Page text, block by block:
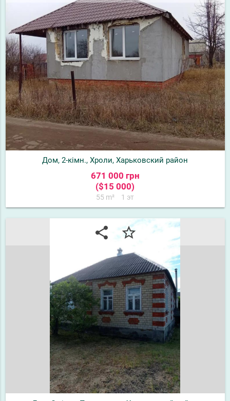
Дом, 2-кімн., Хроли, Харьковский район
671 000 грн
($15 000)
55 m² 1 эт
share star_border